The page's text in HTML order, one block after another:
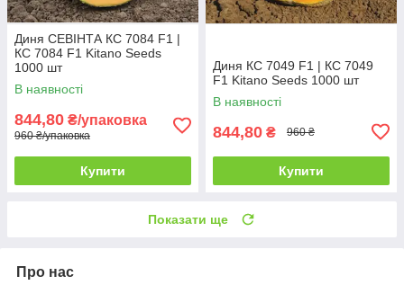
Диня СЕВІНТА КС 7084 F1 |
КС 7084 F1 Kitano Seeds
1000 шт
В наявності
844,80 ₴/упаковка
960 ₴/упаковка
Купити
Диня КС 7049 F1 | КС 7049
F1 Kitano Seeds 1000 шт
В наявності
844,80 ₴ 960 ₴
Купити
Показати ще
Про нас